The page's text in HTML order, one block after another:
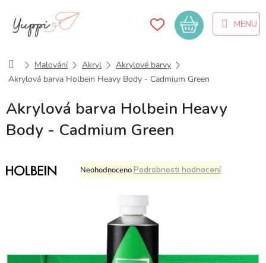
obsah
Nákupní
košík
DomůMalování Akryl
Akrylové barvy
Akrylová barva Holbein Heavy Body - Cadmium Green
Akrylová barva Holbein Heavy
Body - Cadmium Green
Průměrné
hodnocení
hvězdiček.
NeohodnocenoPodrobnosti hodnocení